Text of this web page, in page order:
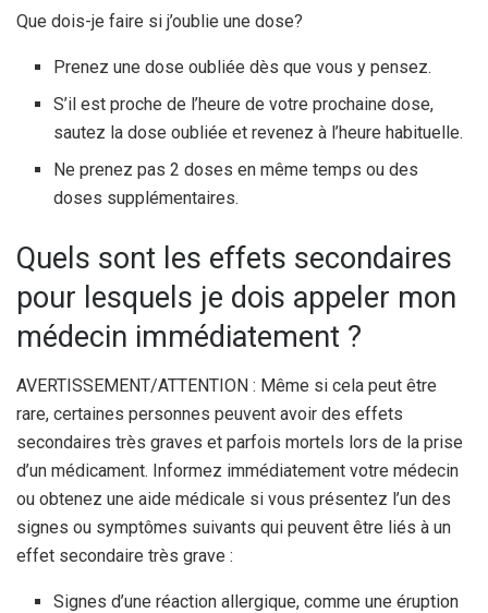
Que dois-je faire si j’oublie une dose?
Prenez une dose oubliée dès que vous y pensez.
S’il est proche de l’heure de votre prochaine dose,
sautez la dose oubliée et revenez à l’heure habituelle.
Ne prenez pas 2 doses en même temps ou des
doses supplémentaires.
Quels sont les effets secondaires
pour lesquels je dois appeler mon
médecin immédiatement ?
AVERTISSEMENT/ATTENTION : Même si cela peut être
rare, certaines personnes peuvent avoir des effets
secondaires très graves et parfois mortels lors de la prise
d’un médicament. Informez immédiatement votre médecin
ou obtenez une aide médicale si vous présentez l’un des
signes ou symptômes suivants qui peuvent être liés à un
effet secondaire très grave :
Signes d’une réaction allergique, comme une éruption